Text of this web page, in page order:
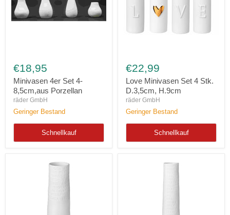
4er
Set
4-
8,5cm,aus
Porzellan
€18,95
Minivasen 4er Set 4-
8,5cm,aus Porzellan
räder GmbH
Geringer Bestand
Schnellkauf
Minivasen
Set
4
Stk.
D.3,5cm,
H.9cm
€22,99
Love Minivasen Set 4 Stk.
D.3,5cm, H.9cm
räder GmbH
Geringer Bestand
Schnellkauf